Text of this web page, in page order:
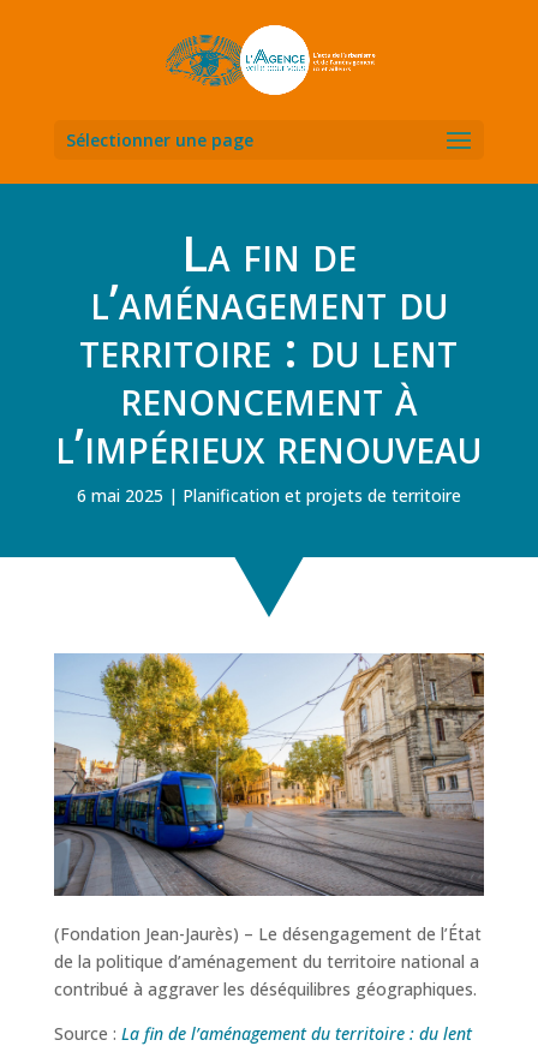
Sélectionner une page
La fin de
l’aménagement du
territoire : du lent
renoncement à
l’impérieux renouveau
6 mai 2025 Planification et projets de territoire
(Fondation Jean-Jaurès) – Le désengagement de l’État
de la politique d’aménagement du territoire national a
contribué à aggraver les déséquilibres géographiques.
Source : La fin de l’aménagement du territoire : du lent